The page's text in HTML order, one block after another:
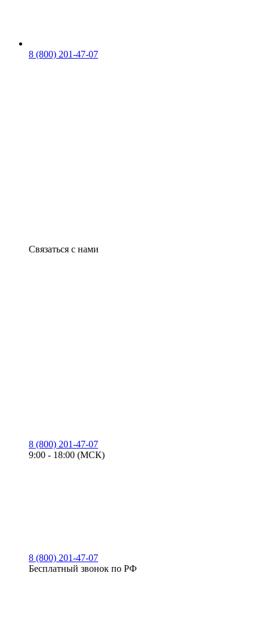
8 (800) 201-47-07
Связаться с нами
8 (800) 201-47-07
9:00 - 18:00 (МСК)
8 (800) 201-47-07
Бесплатный звонок по РФ